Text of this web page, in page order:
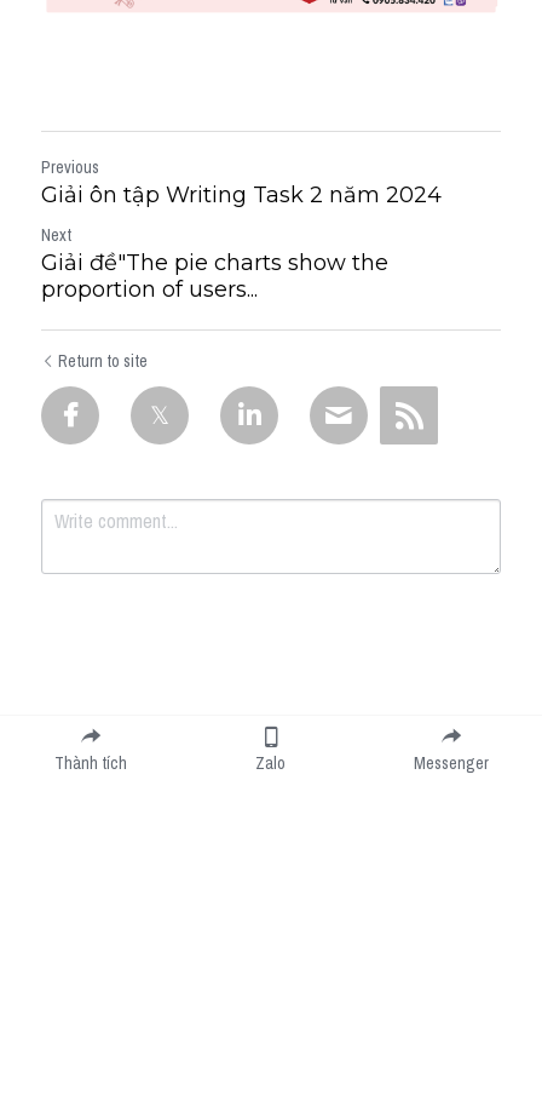
Previous
Giải ôn tập Writing Task 2 năm 2024
Next
Giải đề"The pie charts show the
proportion of users...
Return to site
Submit
Thành tích Zalo Messenger